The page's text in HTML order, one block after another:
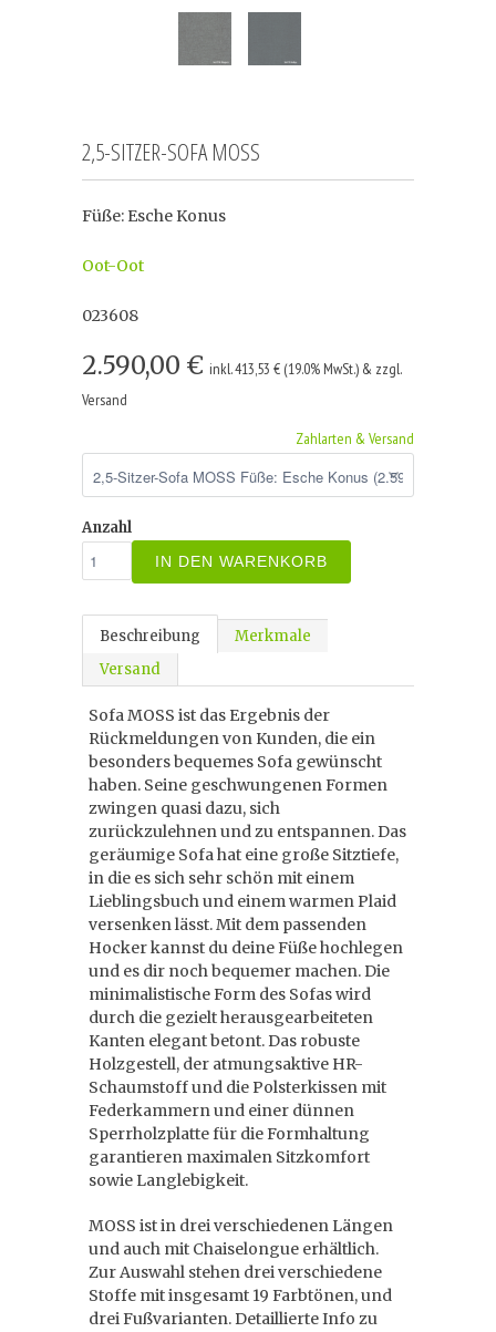
2,5-SITZER-SOFA MOSS
Füße: Esche Konus
Oot-Oot
023608
2.590,00 € inkl. 413,53 € (19.0% MwSt.) & zzgl.
Versand
Zahlarten & Versand
Anzahl
IN DEN WARENKORB
Beschreibung
Merkmale
Versand
Sofa MOSS ist das Ergebnis der
Rückmeldungen von Kunden, die ein
besonders bequemes Sofa gewünscht
haben. Seine geschwungenen Formen
zwingen quasi dazu, sich
zurückzulehnen und zu entspannen. Das
geräumige Sofa hat eine große Sitztiefe,
in die es sich sehr schön mit einem
Lieblingsbuch und einem warmen Plaid
versenken lässt. Mit dem passenden
Hocker kannst du deine Füße hochlegen
und es dir noch bequemer machen. Die
minimalistische Form des Sofas wird
durch die gezielt herausgearbeiteten
Kanten elegant betont. Das robuste
Holzgestell, der atmungsaktive HR-
Schaumstoff und die Polsterkissen mit
Federkammern und einer dünnen
Sperrholzplatte für die Formhaltung
garantieren maximalen Sitzkomfort
sowie Langlebigkeit.
MOSS ist in drei verschiedenen Längen
und auch mit Chaiselongue erhältlich.
Zur Auswahl stehen drei verschiedene
Stoffe mit insgesamt 19 Farbtönen, und
drei Fußvarianten. Detaillierte Info zu